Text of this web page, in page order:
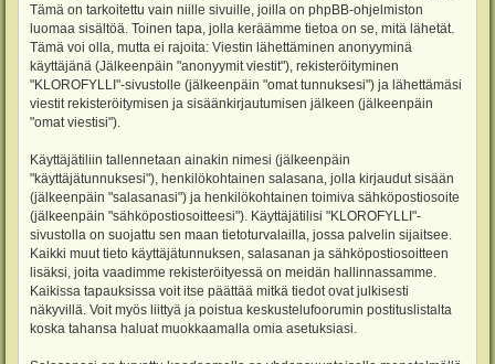
Tämä on tarkoitettu vain niille sivuille, joilla on phpBB-ohjelmiston
luomaa sisältöä. Toinen tapa, jolla keräämme tietoa on se, mitä lähetät.
Tämä voi olla, mutta ei rajoita: Viestin lähettäminen anonyyminä
käyttäjänä (Jälkeenpäin "anonyymit viestit"), rekisteröityminen
"KLOROFYLLI"-sivustolle (jälkeenpäin "omat tunnuksesi") ja lähettämäsi
viestit rekisteröitymisen ja sisäänkirjautumisen jälkeen (jälkeenpäin
"omat viestisi").
Käyttäjätiliin tallennetaan ainakin nimesi (jälkeenpäin
"käyttäjätunnuksesi"), henkilökohtainen salasana, jolla kirjaudut sisään
(jälkeenpäin "salasanasi") ja henkilökohtainen toimiva sähköpostiosoite
(jälkeenpäin "sähköpostiosoitteesi"). Käyttäjätilisi "KLOROFYLLI"-
sivustolla on suojattu sen maan tietoturvalailla, jossa palvelin sijaitsee.
Kaikki muut tieto käyttäjätunnuksen, salasanan ja sähköpostiosoitteen
lisäksi, joita vaadimme rekisteröityessä on meidän hallinnassamme.
Kaikissa tapauksissa voit itse päättää mitkä tiedot ovat julkisesti
näkyvillä. Voit myös liittyä ja poistua keskustelufoorumin postituslistalta
koska tahansa haluat muokkaamalla omia asetuksiasi.